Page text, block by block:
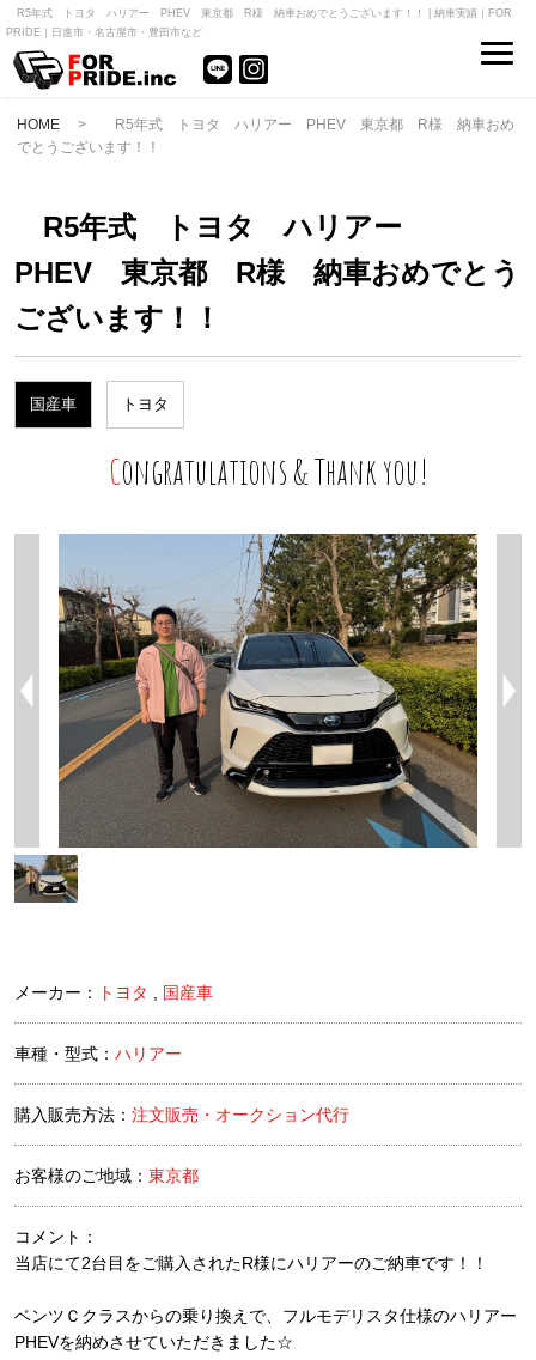
R5年式 トヨタ ハリアー PHEV 東京都 R様 納車おめでとうございます！！ | 納車実績｜FOR
PRIDE｜日進市・名古屋市・豊田市など
HOME > R5年式 トヨタ ハリアー PHEV 東京都 R様 納車おめ
でとうございます！！
R5年式 トヨタ ハリアー
PHEV 東京都 R様 納車おめでとう
ございます！！
国産車 トヨタ
Congratulations & Thank you!
メーカー： トヨタ 国産車
車種・型式： ハリアー
購入販売方法： 注文販売・オークション代行
お客様のご地域： 東京都
コメント：
当店にて2台目をご購入されたR様にハリアーのご納車です！！
ベンツＣクラスからの乗り換えで、フルモデリスタ仕様のハリアー
PHEVを納めさせていただきました☆